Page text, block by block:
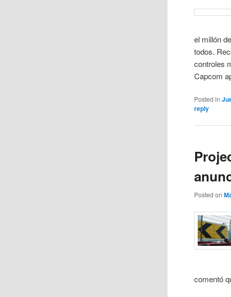
el millón
todos.
controles
Capcom
Posted in
reply
Posted on
comentó